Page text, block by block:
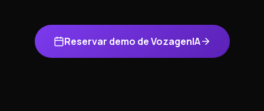
Reservar demo de VozagenIA